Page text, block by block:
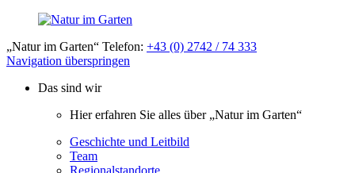
„Natur im Garten“ Telefon: +43 (0) 2742 / 74 333
Navigation überspringen
Das sind wir
Hier erfahren Sie alles über „Natur im Garten“
Geschichte und Leitbild
Team
Regionalstandorte